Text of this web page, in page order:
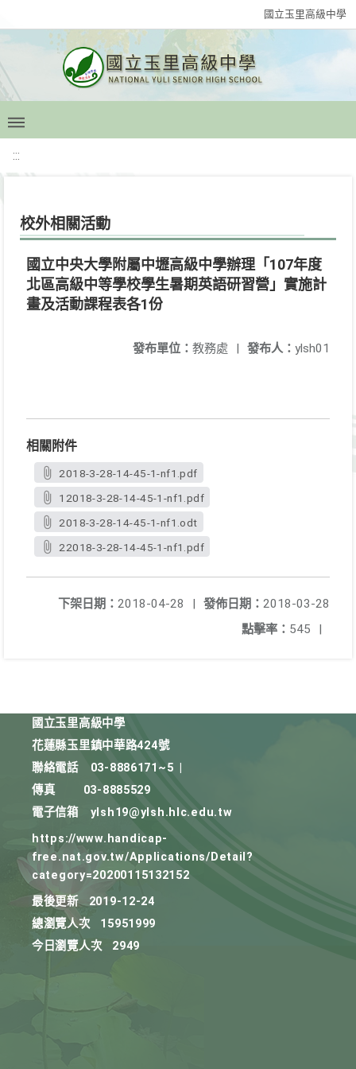
國立玉里高級中學
:::
校外相關活動
國立中央大學附屬中壢高級中學辦理「107年度
北區高級中等學校學生暑期英語研習營」實施計
畫及活動課程表各1份
發布人： ylsh01
發布單位： 教務處 |
相關附件
2018-3-28-14-45-1-nf1.pdf
12018-3-28-14-45-1-nf1.pdf
2018-3-28-14-45-1-nf1.odt
22018-3-28-14-45-1-nf1.pdf
發佈日期： 2018-03-28
下架日期： 2018-04-28
|
點擊率： 545 |
國立玉里高級中學
花蓮縣玉里鎮中華路424號
聯絡電話
03-8886171~5
傳真
03-8885529
電子信箱
ylsh19@ylsh.hlc.edu.tw
https://www.handicap-
free.nat.gov.tw/Applications/Detail?
category=20200115132152
最後更新
2019-12-24
總瀏覽人次
15951999
今日瀏覽人次
2949